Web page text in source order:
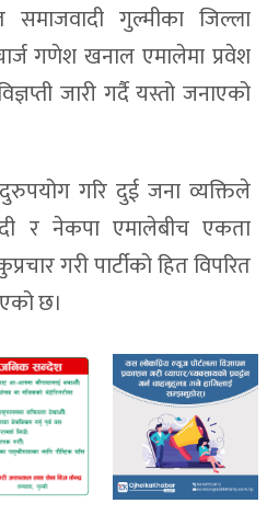
गुल्मीका जिल्ला
गणेश खनाल एमालेमा प्रवेश
जारी गर्दै यस्तो जनाएको
गरि दुई जना व्यक्तिले
र नेकपा एमालेबीच एकता
गरी पार्टीको हित विपरित
छ।